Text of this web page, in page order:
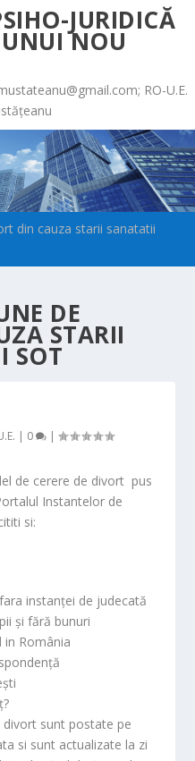
JURIDICĂ
NOU
; RO-U.E.
din cauza starii sanatatii
DE
STARII
SOT
| 0 |
de cerere de divort pus
Instantelor de
si:
instanței de judecată
și fără bunuri
in România
sunt postate pe
si sunt actualizate la zi